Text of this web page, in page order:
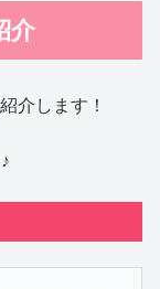
介
介します！